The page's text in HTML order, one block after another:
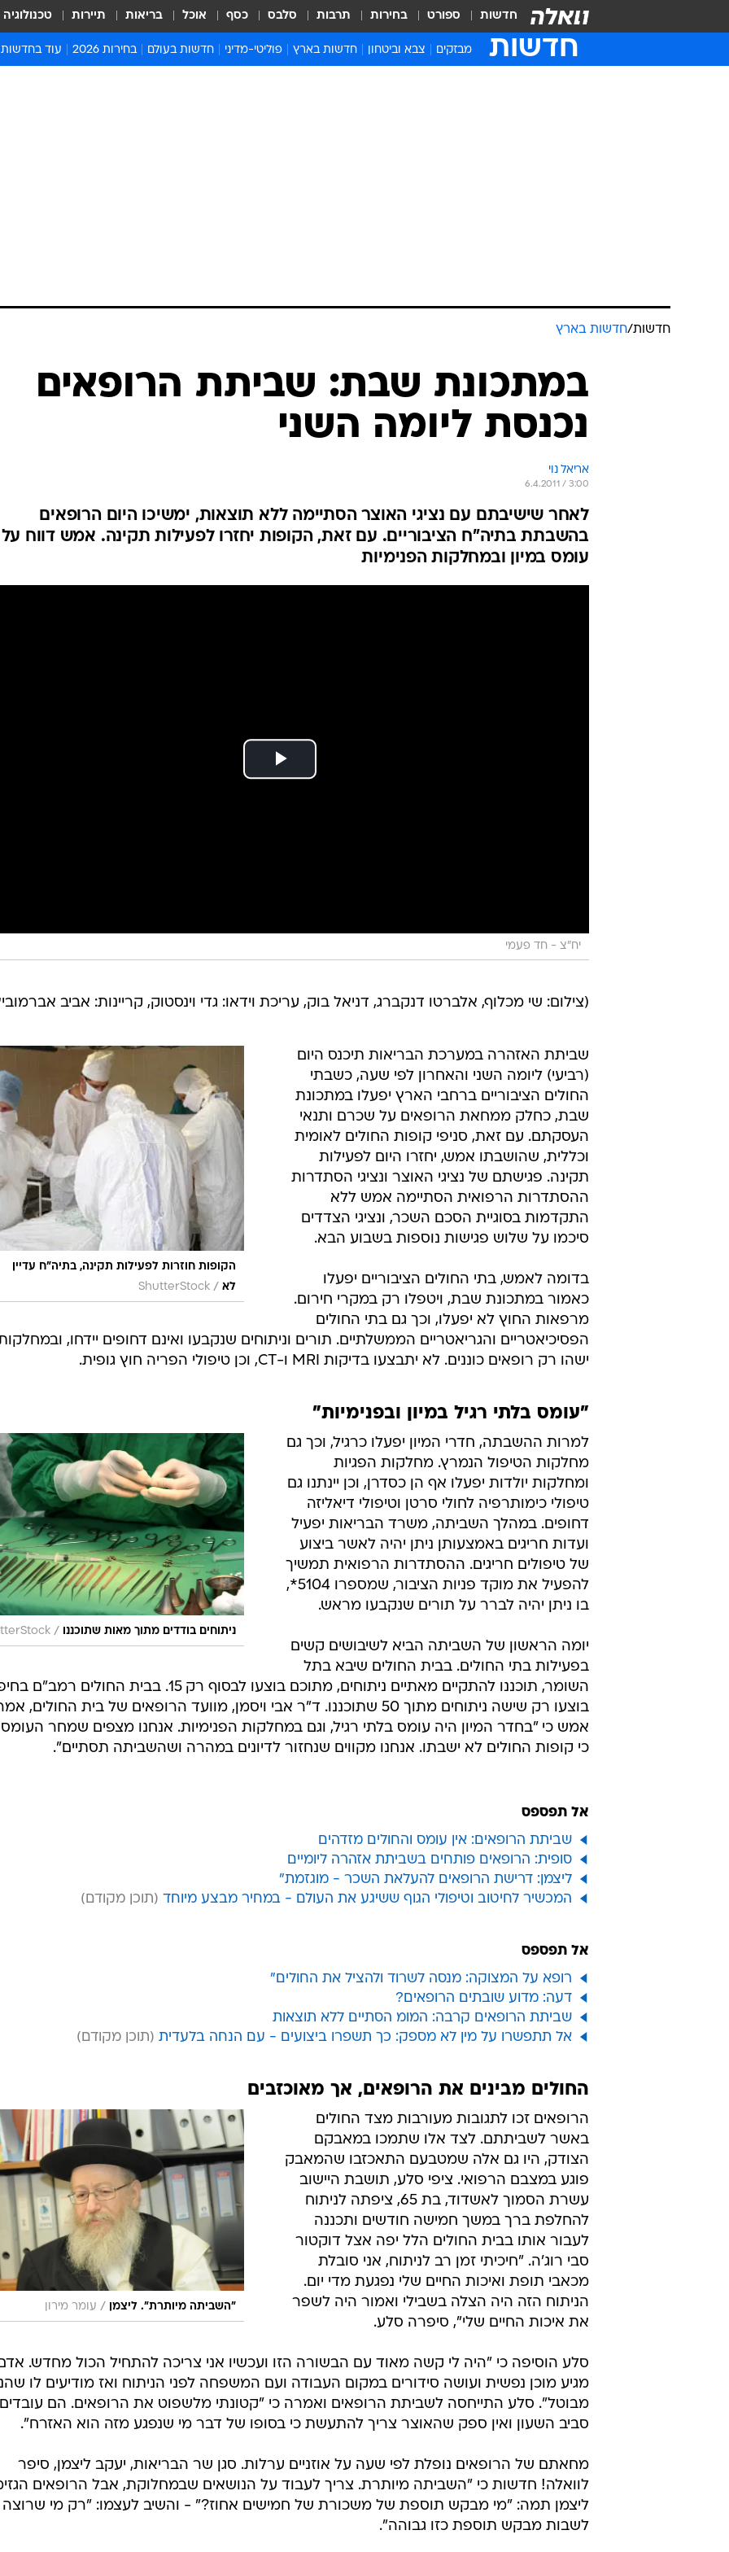
חדשות ספורט בחירות תרבות סלבס כסף אוכל בריאות תיירות טכנולוגיה
חדשות מבזקים צבא וביטחון חדשות בארץ פוליטי-מדיני חדשות בעולם בחירות 2026 עוד בחדשות
המייל האדום
חדשות/חדשות בארץ
במתכונת שבת: שביתת הרופאים
נכנסת ליומה השני
אריאל נוי
6.4.2011 / 3:00
לאחר שישיבתם עם נציגי האוצר הסתיימה ללא תוצאות, ימשיכו היום הרופאים
בהשבתת בתיה"ח הציבוריים. עם זאת, הקופות יחזרו לפעילות תקינה. אמש דווח על
עומס במיון ובמחלקות הפנימיות
יח"צ - חד פעמי
(צילום: שי מכלוף, אלברטו דנקברג, דניאל בוק, עריכת וידאו: גדי וינסטוק, קריינות: אביב
הקופות חוזרות לפעילות תקינה, בתיה"ח עדיין
לא /
ShutterStock
שביתת האזהרה במערכת הבריאות תיכנס היום
(רביעי) ליומה השני והאחרון לפי שעה, כשבתי
החולים הציבוריים ברחבי הארץ יפעלו במתכונת
שבת, כחלק ממחאת הרופאים על שכרם ותנאי
העסקתם. עם זאת, סניפי קופות החולים לאומית
וכללית, שהושבתו אמש, יחזרו היום לפעילות
תקינה. פגישתם של נציגי האוצר ונציגי הסתדרות
ההסתדרות הרפואית הסתיימה אמש ללא
התקדמות בסוגיית הסכם השכר, ונציגי הצדדים
סיכמו על שלוש פגישות נוספות בשבוע הבא.
בדומה לאמש, בתי החולים הציבוריים יפעלו
כאמור במתכונת שבת, ויטפלו רק במקרי חירום.
מרפאות החוץ לא יפעלו, וכך גם בתי החולים
הפסיכיאטריים והגריאטריים הממשלתיים. תורים וניתוחים שנקבעו ואינם דחופים יידחו,
ישהו רק רופאים כוננים. לא יתבצעו בדיקות MRI ו-CT, וכן טיפולי הפריה חוץ גופית.
"עומס בלתי רגיל במיון ובפנימיות"
ניתוחים בודדים מתוך מאות שתוכננו /
למרות ההשבתה, חדרי המיון יפעלו כרגיל, וכך גם
מחלקות הטיפול הנמרץ. מחלקות הפגיות
ומחלקות יולדות יפעלו אף הן כסדרן, וכן יינתנו גם
טיפולי כימותרפיה לחולי סרטן וטיפולי דיאליזה
דחופים. במהלך השביתה, משרד הבריאות יפעיל
ועדות חריגים באמצעותן ניתן יהיה לאשר ביצוע
של טיפולים חריגים. ההסתדרות הרפואית תמשיך
להפעיל את מוקד פניות הציבור, שמספרו 5104*,
בו ניתן יהיה לברר על תורים שנקבעו מראש.
יומה הראשון של השביתה הביא לשיבושים קשים
בפעילות בתי החולים. בבית החולים שיבא בתל
השומר, תוכננו להתקיים מאתיים ניתוחים, מתוכם בוצעו לבסוף רק 15. בבית החולים
בוצעו רק שישה ניתוחים מתוך 50 שתוכננו. ד"ר אבי ויסמן, מוועד הרופאים של בית החולים,
אמש כי "בחדר המיון היה עומס בלתי רגיל, וגם במחלקות הפנימיות. אנחנו מצפים שמחר העומס
כי קופות החולים לא ישבתו. אנחנו מקווים שנחזור לדיונים במהרה ושהשביתה תסתיים".
אל תפספס
שביתת הרופאים: אין עומס והחולים מזדהים
סופית: הרופאים פותחים בשביתת אזהרה ליומיים
ליצמן: דרישת הרופאים להעלאת השכר - מוגזמת"
המכשיר לחיטוב וטיפולי הגוף ששיגע את העולם - במחיר מבצע מיוחד
אל תפספס
רופא על המצוקה: מנסה לשרוד ולהציל את החולים"
דעה: מדוע שובתים הרופאים?
שביתת הרופאים קרבה: המומ הסתיים ללא תוצאות
אל תתפשרו על מין לא מספק: כך תשפרו ביצועים - עם הנחה בלעדית
החולים מבינים את הרופאים, אך מאוכזבים
"השביתה מיותרת". ליצמן / עומר מירון
הרופאים זכו לתגובות מעורבות מצד החולים
באשר לשביתתם. לצד אלו שתמכו במאבקם
הצודק, היו גם אלה שמטבעם התאכזבו שהמאבק
פוגע במצבם הרפואי. ציפי סלע, תושבת היישוב
עשרת הסמוך לאשדוד, בת 65, ציפתה לניתוח
להחלפת ברך במשך חמישה חודשים ותכננה
לעבור אותו בבית החולים הלל יפה אצל דוקטור
סבי רוג'ה. "חיכיתי זמן רב לניתוח, אני סובלת
מכאבי תופת ואיכות החיים שלי נפגעת מדי יום.
הניתוח הזה היה הצלה בשבילי ואמור היה לשפר
את איכות החיים שלי", סיפרה סלע.
סלע הוסיפה כי "היה לי קשה מאוד עם הבשורה הזו ועכשיו אני צריכה להתחיל הכול מחדש.
מגיע מוכן נפשית ועושה סידורים במקום העבודה ועם המשפחה לפני הניתוח ואז מודיעים לו
מבוטל". סלע התייחסה לשביתת הרופאים ואמרה כי "קטונתי מלשפוט את הרופאים. הם עובדים
סביב השעון ואין ספק שהאוצר צריך להתעשת כי בסופו של דבר מי שנפגע מזה הוא האזרח".
מחאתם של הרופאים נופלת לפי שעה על אוזניים ערלות. סגן שר הבריאות, יעקב ליצמן, סיפר
לוואלה! חדשות כי "השביתה מיותרת. צריך לעבוד על הנושאים שבמחלוקת, אבל הרופאים
ליצמן תמה: "מי מבקש תוספת של משכורת של חמישים אחוז?" - והשיב לעצמו: "רק מי שרוצה
לשבות מבקש תוספת כזו גבוהה".